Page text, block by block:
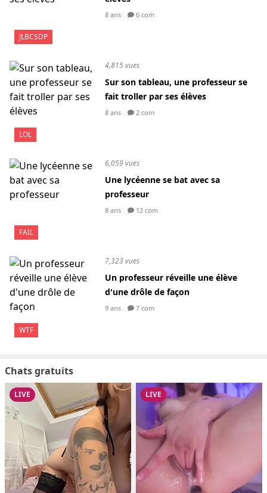
JLBCSDP
8 ans 6 com
LOL
4,815 vues
Sur son tableau, une professeur se
fait troller par ses élèves
8 ans 2 com
FAIL
6,059 vues
Une lycéenne se bat avec sa
professeur
8 ans 12 com
WTF
7,323 vues
Un professeur réveille une élève
d'une drôle de façon
9 ans 7 com
Chats gratuits